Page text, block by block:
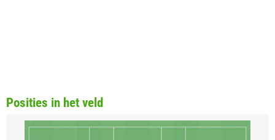
Posities in het veld